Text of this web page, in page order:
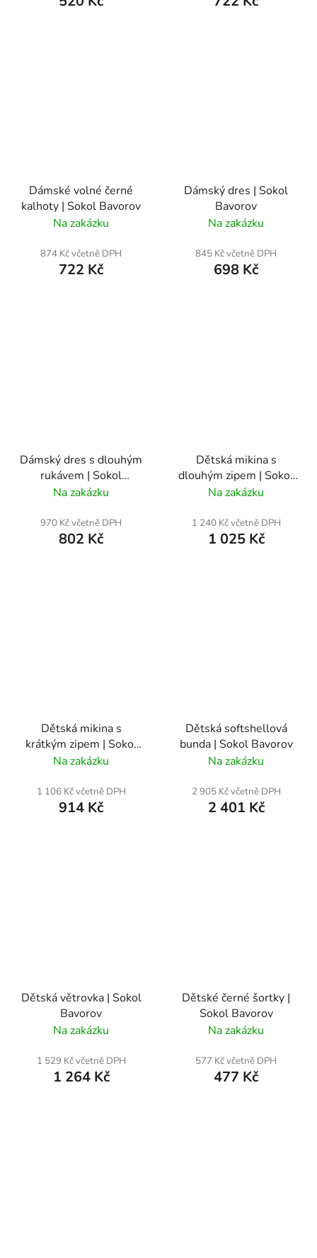
Dámské volné černé
kalhoty | Sokol Bavorov
Na zakázku
874 Kč včetně DPH
722 Kč
Dámský dres | Sokol
Bavorov
Na zakázku
845 Kč včetně DPH
698 Kč
Dámský dres s dlouhým
rukávem | Sokol
Bavorov
Na zakázku
970 Kč včetně DPH
802 Kč
Dětská mikina s
dlouhým zipem | Sokol
Bavorov
Na zakázku
1 240 Kč včetně DPH
1 025 Kč
Dětská mikina s
krátkým zipem | Sokol
Bavorov
Na zakázku
1 106 Kč včetně DPH
914 Kč
Dětská softshellová
bunda | Sokol Bavorov
Na zakázku
2 905 Kč včetně DPH
2 401 Kč
Dětská větrovka | Sokol
Bavorov
Na zakázku
1 529 Kč včetně DPH
1 264 Kč
Dětské černé šortky |
Sokol Bavorov
Na zakázku
577 Kč včetně DPH
477 Kč